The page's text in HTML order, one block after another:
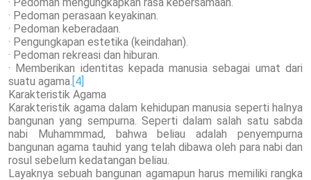
· Pedoman perasaan keyakinan.
· Pedoman keberadaan.
· Pengungkapan estetika (keindahan).
· Pedoman rekreasi dan hiburan.
· Memberikan identitas kepada manusia sebagai umat dari
suatu agama. [4]
Karakteristik Agama
Karakteristik agama dalam kehidupan manusia seperti halnya
bangunan yang sempurna. Seperti dalam salah satu sabda
nabi Muhammmad, bahwa beliau adalah penyempurna
bangunan agama tauhid yang telah dibawa oleh para nabi dan
rosul sebelum kedatangan beliau.
Layaknya sebuah bangunan agamapun harus memiliki rangka